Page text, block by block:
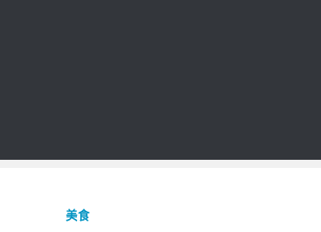
美食